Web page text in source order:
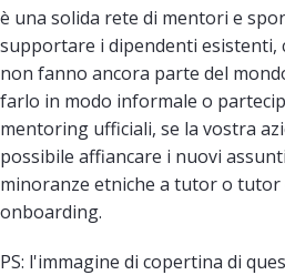
è una solida rete di mentori e
supportare i dipendenti esistenti,
non fanno ancora parte del
farlo in modo informale o
mentoring ufficiali, se la vostra
possibile affiancare i nuovi
minoranze etniche a tutor o tutor
onboarding.
PS: l'immagine di copertina di